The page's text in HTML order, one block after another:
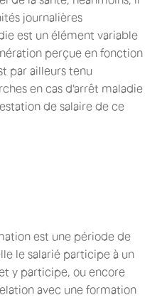
journalières
est un élément variable
perçue en fonction
par ailleurs tenu
en cas d'arrêt maladie
de salaire de ce
est une période de
le salarié participe à un
y participe, ou encore
avec une formation